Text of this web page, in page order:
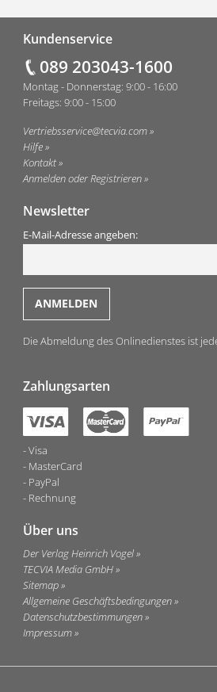
Kundenservice
089 203043-1600
Montag - Donnerstag: 9:00 - 16:00
Freitags: 9:00 - 15:00
Vertriebsservice@tecvia.com
Hilfe
Kontakt
Anmelden oder Registrieren
Newsletter
E-Mail-Adresse angeben:
Die Abmeldung des Onlinedienstes ist
Zahlungsarten
Visa
MasterCard
PayPal
Rechnung
Über uns
Der Verlag Heinrich Vogel
TECVIA Media GmbH
Sitemap
Allgemeine Geschäftsbedingungen
Datenschutzbestimmungen
Impressum